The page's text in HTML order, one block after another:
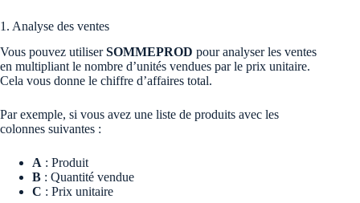
1. Analyse des ventes
Vous pouvez utiliserSOMMEPROD pour analyser les ventes
en multipliant le nombre d’unités vendues par le prix unitaire.
Cela vous donne le chiffre d’affaires total.
Par exemple, si vous avez une liste de produits avec les
colonnes suivantes :
A : Produit
B : Quantité vendue
C : Prix unitaire